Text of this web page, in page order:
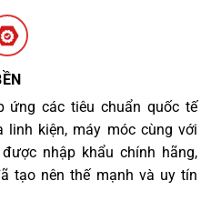
ứng các tiêu chuẩn quốc tế
linh kiện, máy móc cùng với
nhập khẩu chính hãng,
tạo nên thế mạnh và uy tín